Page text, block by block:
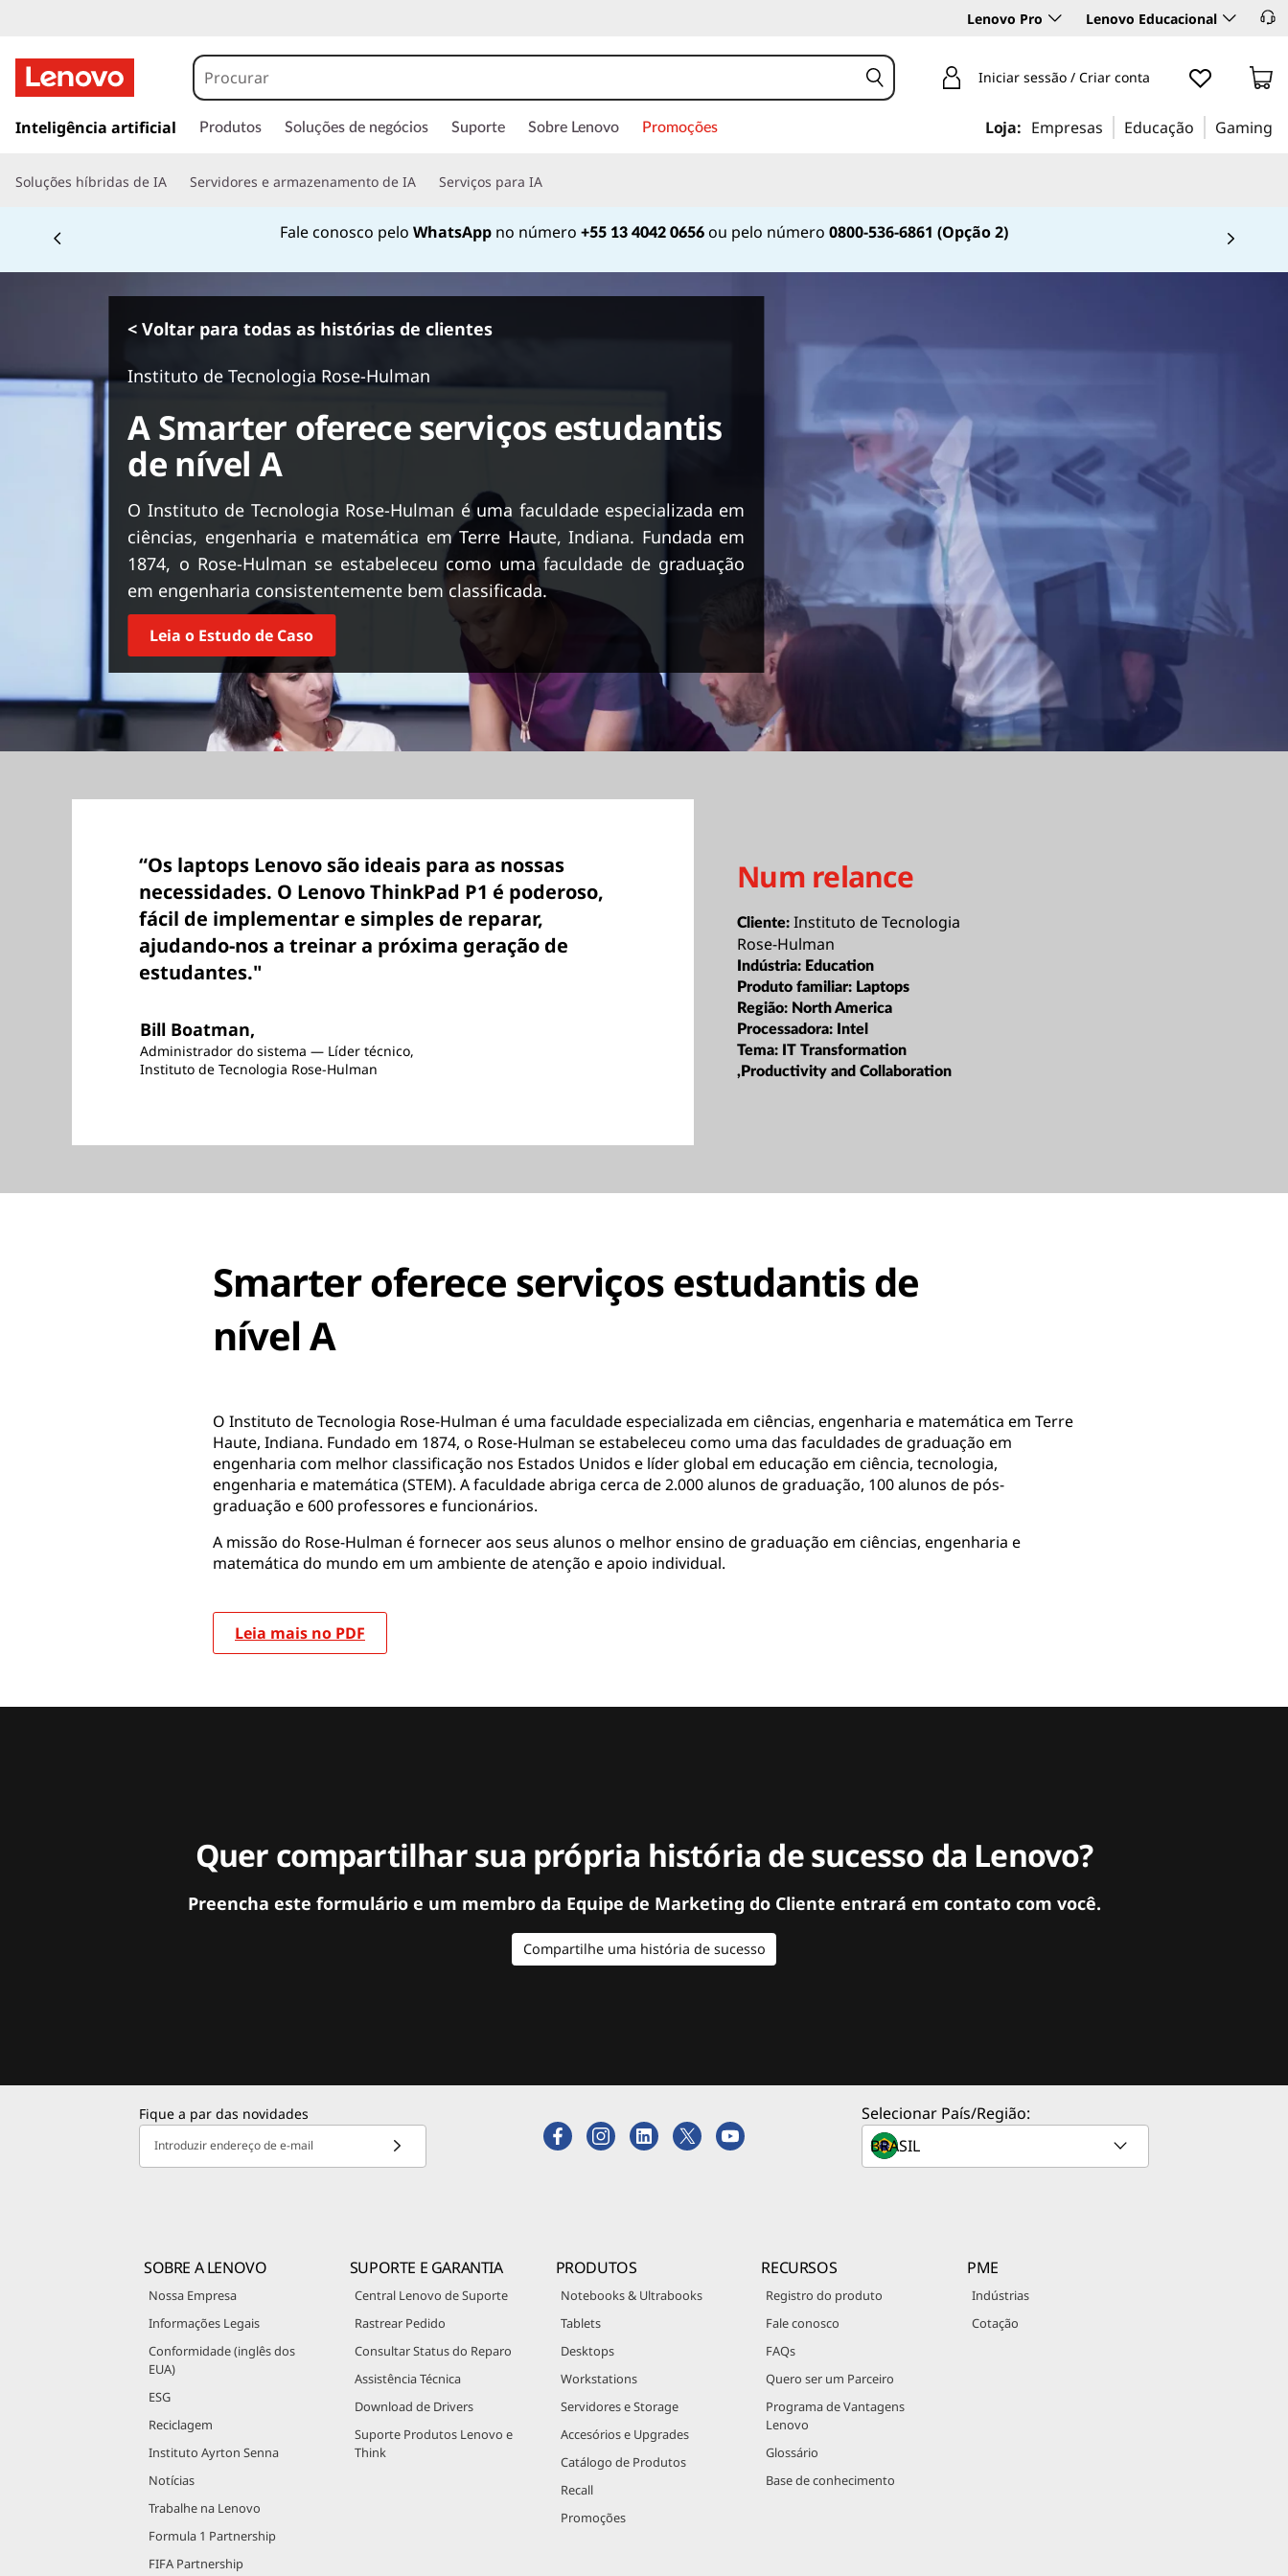
Lenovo Pro Lenovo Educacional
a
a
r
n
t
Iniciar sessão / Criar conta
Inteligência artificial Produtos Soluções de negócios Suporte Sobre Lenovo Promoções Loja: Empresas Educação Gaming
Soluções híbridas de IA Servidores e armazenamento de IA Serviços para IA
Fale conosco pelo WhatsApp no número +55 13 4042 0656 ou pelo número 0800-536-6861 (Opção 2)
< Voltar para todas as histórias de clientes
Instituto de Tecnologia Rose-Hulman
A Smarter oferece serviços estudantis
de nível A
O Instituto de Tecnologia Rose-Hulman é uma faculdade especializada em
ciências, engenharia e matemática em Terre Haute, Indiana. Fundada em
1874, o Rose-Hulman se estabeleceu como uma faculdade de graduação
em engenharia consistentemente bem classificada.
Leia o Estudo de Caso
“Os laptops Lenovo são ideais para as nossas
necessidades. O Lenovo ThinkPad P1 é poderoso,
fácil de implementar e simples de reparar,
ajudando-nos a treinar a próxima geração de
estudantes."
Bill Boatman,
Administrador do sistema — Líder técnico,
Instituto de Tecnologia Rose-Hulman
Num relance
Cliente:Instituto de Tecnologia
Rose-Hulman
Indústria: Education
Produto familiar: Laptops
Região: North America
Processadora: Intel
Tema: IT Transformation
,Productivity and Collaboration
Smarter oferece serviços estudantis de
nível A
O Instituto de Tecnologia Rose-Hulman é uma faculdade especializada em ciências, engenharia e matemática em Terre
Haute, Indiana. Fundado em 1874, o Rose-Hulman se estabeleceu como uma das faculdades de graduação em
engenharia com melhor classificação nos Estados Unidos e líder global em educação em ciência, tecnologia,
engenharia e matemática (STEM). A faculdade abriga cerca de 2.000 alunos de graduação, 100 alunos de pós-
graduação e 600 professores e funcionários.
A missão do Rose-Hulman é fornecer aos seus alunos o melhor ensino de graduação em ciências, engenharia e
matemática do mundo em um ambiente de atenção e apoio individual.
Leia mais no PDF
Quer compartilhar sua própria história de sucesso da Lenovo?
Preencha este formulário e um membro da Equipe de Marketing do Cliente entrará em contato com você.
Compartilhe uma história de sucesso
Fique a par das novidades
Introduzir endereço de e-mail
Selecionar País/Região:
SOBRE A LENOVO
Nossa Empresa
Informações Legais
Conformidade (inglês dos
EUA)
ESG
Reciclagem
Instituto Ayrton Senna
Notícias
Trabalhe na Lenovo
Formula 1 Partnership
FIFA Partnership
SUPORTE E GARANTIA
Central Lenovo de Suporte
Rastrear Pedido
Consultar Status do Reparo
Assistência Técnica
Download de Drivers
Suporte Produtos Lenovo e
Think
PRODUTOS
Notebooks & Ultrabooks
Tablets
Desktops
Workstations
Servidores e Storage
Accesórios e Upgrades
Catálogo de Produtos
Recall
Promoções
RECURSOS
Registro do produto
Fale conosco
FAQs
Quero ser um Parceiro
Programa de Vantagens
Lenovo
Glossário
Base de conhecimento
PME
Indústrias
Cotação